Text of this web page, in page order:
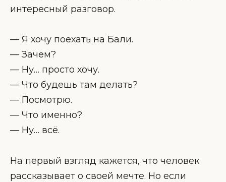
интересный разговор.
— Я хочу поехать на Бали.
— Зачем?
— Ну… просто хочу.
— Что будешь там делать?
— Посмотрю.
— Что именно?
— Ну… всё.
На первый взгляд кажется, что человек
рассказывает о своей мечте. Но если